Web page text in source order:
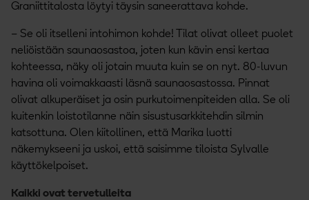
Graniittitalosta löytyi täysin saneerattava kohde.
– Se oli itselleni intohimon kohde! Tilat olivat olleet puolet
neliöistään saunaosastoa, joten kun kävin ensi kertaa
kohteessa, näky oli jotain muuta kuin se on nyt. 80-luvun
havina oli voimakkaasti läsnä saunaosastossa. Pinnat
olivat alkuperäiset ja osin purkutoimenpiteiden alla. Se oli
kuitenkin loistotilanne näin sisustusarkkitehdin silmin
katsottuna. Olen kiitollinen, että Marika luotti
näkemykseeni ja uskoi, että saisimme tiloista Sylvalle
käyttökelpoiset.
Kaikki ovat tervetulleita